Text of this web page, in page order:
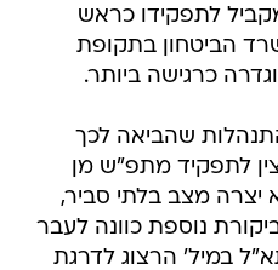
לתפקידו כראש
הביטחון בתקופת
כרגישה ביותר.
שהביאה לכך
לתפקיד מתפ"ש מן
יצרה מצב בלתי סביר,
נוספת כוונה לעבר
במיל' הרצוג לדרגת